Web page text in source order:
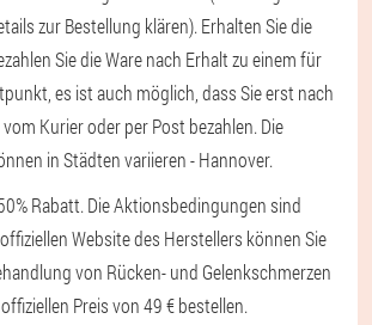
zur Bestellung klären). Erhalten Sie die
Sie die Ware nach Erhalt zu einem für
es ist auch möglich, dass Sie erst nach
Kurier oder per Post bezahlen. Die
in Städten variieren - Hannover.
Rabatt. Die Aktionsbedingungen sind
Website des Herstellers können Sie
von Rücken- und Gelenkschmerzen
Preis von 49 € bestellen.